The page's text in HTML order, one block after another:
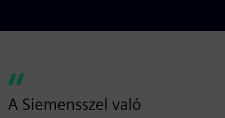
A Siemensszel való